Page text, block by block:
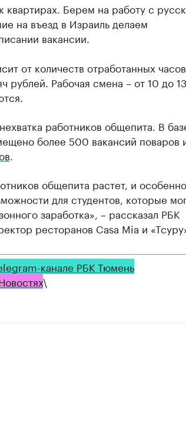
квартирах. Берем на работу с
на въезд в Израиль делаем
вакансии.
от количеств отработанных
рублей. Рабочая смена – от 10 до 13
работников общепита. В
более 500 вакансий поваров
общепита растет, и
для студентов, которые
заработка», – рассказал РБК
ресторанов Casa Mia и
канале РБК Тюмень
\